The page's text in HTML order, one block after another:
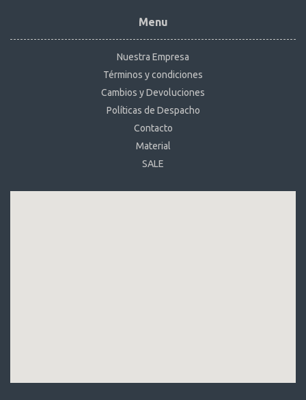
Menu
Nuestra Empresa
Términos y condiciones
Cambios y Devoluciones
Políticas de Despacho
Contacto
Material
SALE